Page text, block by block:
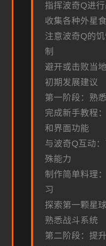
指挥波奇Q进
收集各种外星
注意波奇Q的
制
避开或击败当
初期发展建议
第一阶段：熟
完成新手教程
和界面功能
与波奇Q互动
殊能力
制作简单料理
习
探索第一颗星
熟悉战斗系统
第二阶段：提